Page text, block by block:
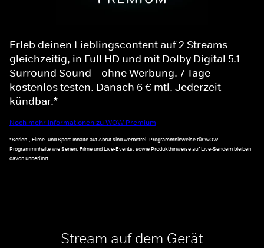
Erleb deinen Lieblingscontent auf 2 Streams
gleichzeitig, in Full HD und mit Dolby Digital 5.1
Surround Sound – ohne Werbung. 7 Tage
kostenlos testen. Danach 6 € mtl. Jederzeit
kündbar.*
Noch mehr Informationen zu WOW Premium
*Serien-, Filme- und Sport-Inhalte auf Abruf sind werbefrei. Programmhinweise für WOW
Programminhalte wie Serien, Filme und Live-Events, sowie Produkthinweise auf Live-Sendern bleiben
davon unberührt.
Stream auf dem Gerät